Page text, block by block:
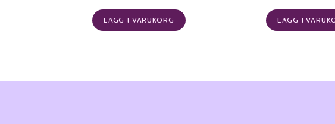
LÄGG I VARUKORG LÄGG I